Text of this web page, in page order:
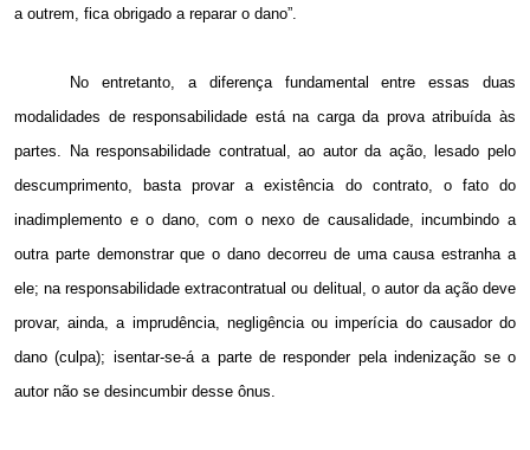
a outrem, fica obrigado a reparar o dano”.
No entretanto, a diferença fundamental entre essas duas
modalidades de responsabilidade está na carga da prova atribuída às
partes. Na responsabilidade contratual, ao autor da ação, lesado pelo
descumprimento, basta provar a existência do contrato, o fato do
inadimplemento e o dano, com o nexo de causalidade, incumbindo a
outra parte demonstrar que o dano decorreu de uma causa estranha a
ele; na responsabilidade extracontratual ou delitual, o autor da ação deve
provar, ainda, a imprudência, negligência ou imperícia do causador do
dano (culpa); isentar-se-á a parte de responder pela indenização se o
autor não se desincumbir desse ônus.